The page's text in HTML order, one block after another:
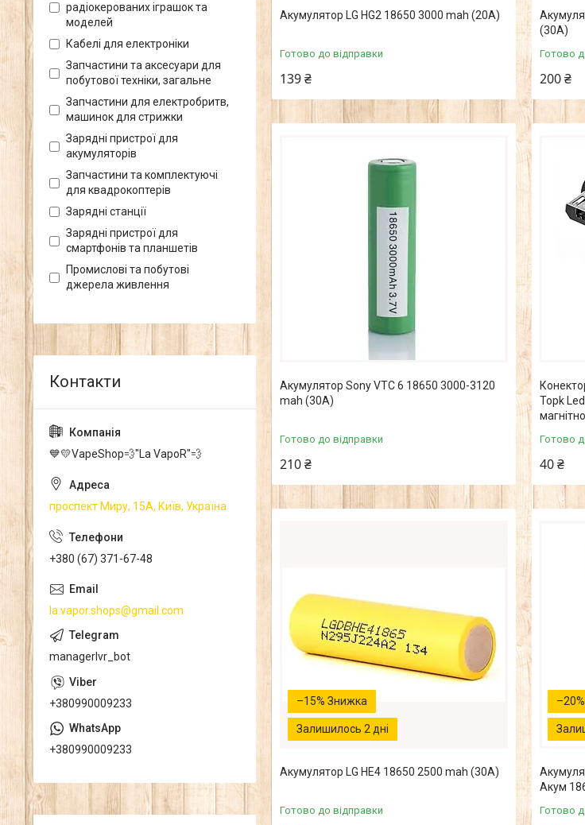
Акумулятор LG HG2 18650 3000 mah (20А)
Готово до відправки
139 ₴
(30А)
Готово
200 ₴
Акумулятор Sony VTC 6 18650 3000-3120
mah (30А)
Готово до відправки
210 ₴
Topk
Готово
40 ₴
–15%
Залишилось 2 дні
Акумулятор LG HE4 18650 2500 mah (30А)
Готово до відправки
–20%
Акум
Готово
радіокерованих іграшок та
моделей
Кабелі для електроніки
Запчастини та аксесуари для
побутової техніки, загальне
Запчастини для електробритв,
машинок для стрижки
Зарядні пристрої для
акумуляторів
Запчастини та комплектуючі
для квадрокоптерів
Зарядні станції
Зарядні пристрої для
смартфонів та планшетів
Промислові та побутові
джерела живлення
💙💛VapeShop💨"La VapoR"💨
проспект Миру, 15А, Київ, Україна
+380 (67) 371-67-48
la.vapor.shops@gmail.com
managerlvr_bot
+380990009233
+380990009233